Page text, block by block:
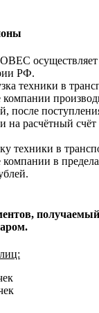
осуществляет
РФ.
техники в
после
на расчётный
техники в
компании в